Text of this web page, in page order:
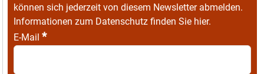
können sich jederzeit von diesem Newsletter abmelden.
Informationen zum Datenschutz finden Sie hier.
E-Mail *